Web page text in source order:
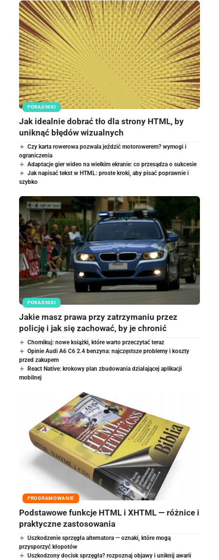
PORADNIKI
Jak idealnie dobrać tło dla strony HTML, by
uniknąć błędów wizualnych
Czy karta rowerowa pozwala jeździć motorowerem? wymogi i
ograniczenia
Adaptacje gier wideo na wielkim ekranie: co przesądza o sukcesie
Jak napisać tekst w HTML: proste kroki, aby pisać poprawnie i
szybko
PORADNIKI
Jakie masz prawa przy zatrzymaniu przez
policję i jak się zachować, by je chronić
Chomikuj: nowe książki, które warto przeczytać teraz
Opinie Audi A6 C6 2.4 benzyna: najczęstsze problemy i koszty
przed zakupem
React Native: krokowy plan zbudowania działającej aplikacji
mobilnej
PROGRAMOWANIE
Podstawowe funkcje HTML i XHTML — różnice i
praktyczne zastosowania
Uszkodzenie sprzęgła alternatora — oznaki, które mogą
przysporzyć kłopotów
Uszkodzony docisk sprzęgła? rozpoznaj objawy i uniknij awarii